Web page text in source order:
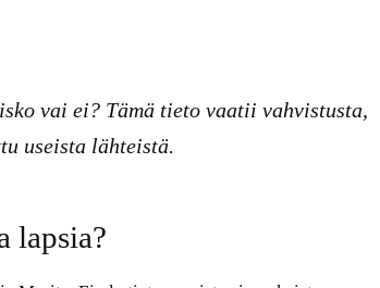
vai ei? Tämä tieto vaatii vahvistusta,
useista lähteistä.
lapsia?